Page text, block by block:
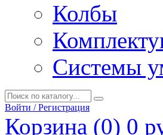
Колбы
Системы
Войти / Регистрация
Корзина (0) 0